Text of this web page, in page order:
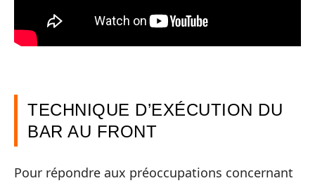
TECHNIQUE D’EXÉCUTION DU
BAR AU FRONT
Pour répondre aux préoccupations concernant